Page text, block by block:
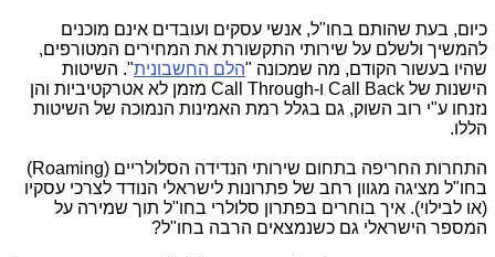
כיום, בעת שהותם בחו"ל, אנשי עסקים ועובדים אינם מוכנים
להמשיך ולשלם על שירותי התקשורת את המחירים המטורפים,
שהיו בעשור הקודם, מה שמכונה "הלם החשבונית". השיטות
הישנות של Call Back ו-Call Through מזמן לא אטרקטיביות והן
נזנחו ע"י רוב השוק, גם בגלל רמת האמינות הנמוכה של השיטות
הללו.
התחרות החריפה בתחום שירותי הנדידה הסלולריים (Roaming
)
בחו"ל מציגה מגוון רחב של פתרונות לישראלי הנודד לצרכי עסקיו
(או לבילוי). איך בוחרים בפתרון סלולרי בחו"ל תוך שמירה על
המספר הישראלי גם כשנמצאים הרבה בחו"ל?